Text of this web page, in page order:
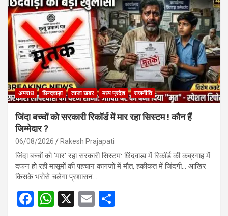
अपराध छिन्दवाड़ा ताजा खबर मध्य प्रदेश राजनीति
जिंदा बच्चों को सरकारी रिकॉर्ड में मार रहा सिस्टम ! कौन हैं
जिम्मेदार ?
06/08/2026 Rakesh Prajapati
जिंदा बच्चों को ‘मार’ रहा सरकारी सिस्टम: छिंदवाड़ा में रिकॉर्ड की कब्रगाह में
दफन हो रही मासूमों की पहचान कागजों में मौत, हकीकत में जिंदगी… आखिर
किसके भरोसे चलेगा प्रशासन…
F
W X
E